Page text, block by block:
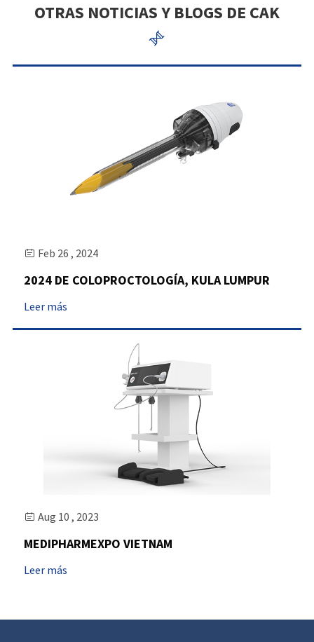
OTRAS NOTICIAS Y BLOGS DE CAK

 Feb 26 , 2024
2024 DE COLOPROCTOLOGÍA, KULA LUMPUR
Leer más
 Aug 10 , 2023
MEDIPHARMEXPO VIETNAM
Leer más